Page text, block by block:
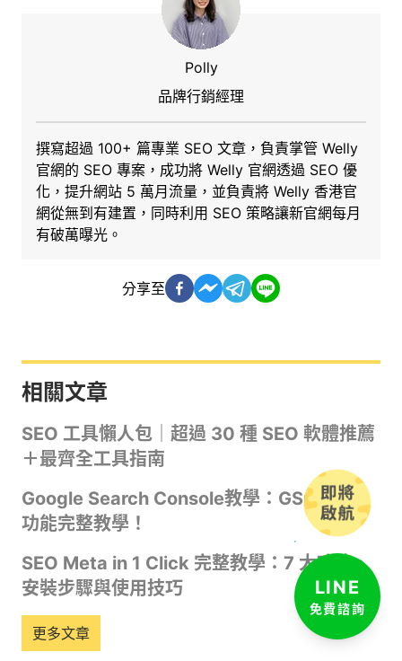
Polly
品牌行銷經理
撰寫超過 100+ 篇專業 SEO 文章，負責掌管 Welly
官網的 SEO 專案，成功將 Welly 官網透過 SEO 優
化，提升網站 5 萬月流量，並負責將 Welly 香港官
網從無到有建置，同時利用 SEO 策略讓新官網每月
有破萬曝光。
分享至
相關文章
SEO 工具懶人包｜超過 30 種 SEO 軟體推薦
＋最齊全工具指南
Google Search Console教學：GSC設定、
功能完整教學！
SEO Meta in 1 Click 完整教學：7 大功能、
安裝步驟與使用技巧
更多文章
LINE
免費諮詢